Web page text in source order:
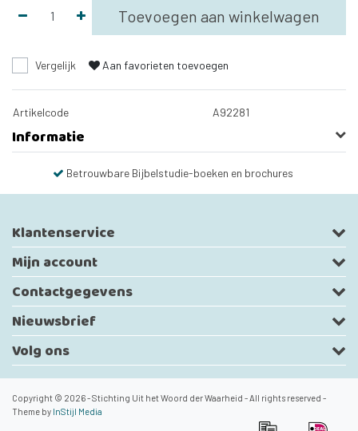
Toevoegen aan winkelwagen
Vergelijk Aan favorieten toevoegen
Artikelcode A92281
Informatie
Betrouwbare Bijbelstudie-boeken en brochures
Klantenservice
Mijn account
Contactgegevens
Nieuwsbrief
Volg ons
Copyright © 2026 - Stichting Uit het Woord der Waarheid - All rights reserved -
Theme by InStijl Media